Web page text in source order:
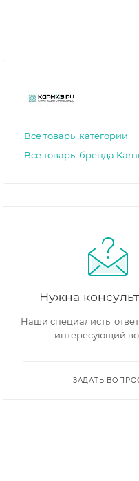
Все товары категории
Все товары бренда
Нужна
Наши специалисты
интересующий
ЗАДАТЬ